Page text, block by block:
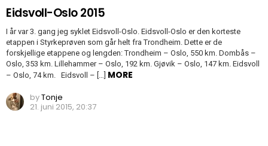
Eidsvoll-Oslo 2015
I år var 3. gang jeg syklet Eidsvoll-Oslo. Eidsvoll-Oslo er den korteste
etappen i Styrkeprøven som går helt fra Trondheim. Dette er de
forskjellige etappene og lengden: Trondheim – Oslo, 550 km. Dombås –
Oslo, 353 km. Lillehammer – Oslo, 192 km. Gjøvik – Oslo, 147 km. Eidsvoll
– Oslo, 74 km. Eidsvoll – […] MORE
byTonje
21. juni 2015, 20:37